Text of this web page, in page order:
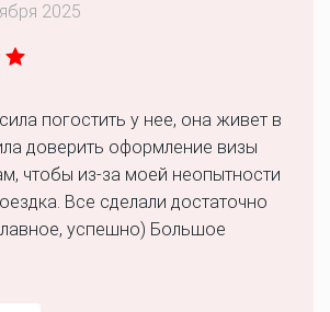
2025
погостить у нее, она живет в
доверить оформление визы
чтобы из-за моей неопытности
Все сделали достаточно
успешно) Большое